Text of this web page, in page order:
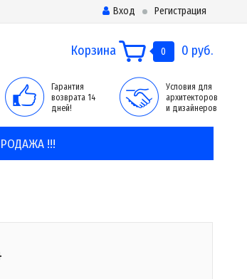
Вход Регистрация
Корзина 0 0 руб.
Гарантия
возврата 14
дней!
Условия для
архитекторов
и дизайнеров
!!!